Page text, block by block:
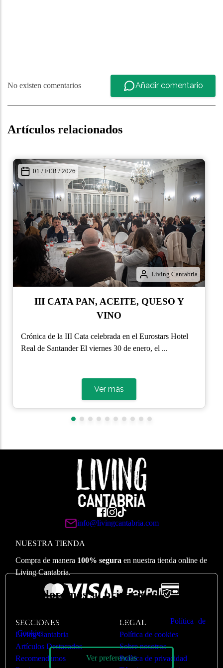
No existen comentarios Añadir comentario
Artículos relacionados
01 / FEB / 2026
Living Cantabria
III CATA PAN, ACEITE, QUESO Y
VINO
Crónica de la III Cata celebrada en el Eurostars Hotel
Real de Santander El viernes 30 de enero, el ...
Ver más
info@livingcantabria.com
NUESTRA TIENDA
Compra de manera 100% segura en nuestra tienda online de
Living Cantabria.
SECCIONES
Living Cantabria
Artículos Destacados
Recomendamos
LEGAL
Política de cookies
Sobre nosotros
Política de privacidad
Valoramos su privacidad
nuestro servicio. Puede ver más en nuestra Política de
Cookies
Ver preferencias